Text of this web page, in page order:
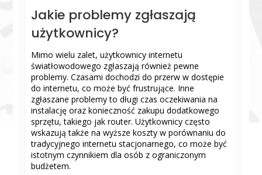
Jakie problemy zgłaszają
użytkownicy?
Mimo wielu zalet, użytkownicy internetu
światłowodowego zgłaszają również pewne
problemy. Czasami dochodzi do przerw w dostępie
do internetu, co może być frustrujące. Inne
zgłaszane problemy to długi czas oczekiwania na
instalację oraz konieczność zakupu dodatkowego
sprzętu, takiego jak router. Użytkownicy często
wskazują także na wyższe koszty w porównaniu do
tradycyjnego internetu stacjonarnego, co może być
istotnym czynnikiem dla osób z ograniczonym
budżetem.